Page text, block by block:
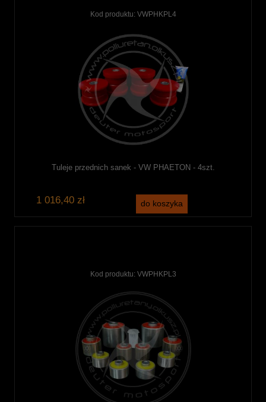
Kod produktu: VWPHKPL4
Tuleje przednich sanek - VW PHAETON - 4szt.
1 016,40 zł do koszyka
Kod produktu: VWPHKPL3